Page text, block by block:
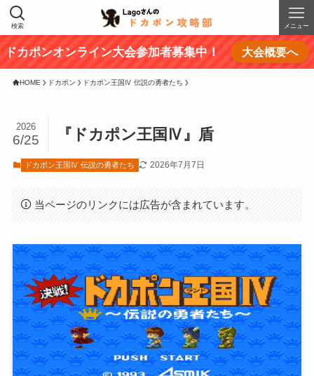
検索 メニュー
ドカポンオンライン大会参加者募集中！ 大会概要へ
HOME ドカポン ドカポン王国Ⅳ 伝説の勇者たち
『ドカポン王国Ⅳ』盾
2026
6/25
ドカポン王国Ⅳ 伝説の勇者たち 2026年7月7日
当ページのリンクには広告が含まれています。